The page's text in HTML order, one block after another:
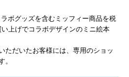
ボグッズを含むミッフィー商品を税
上げでコラボデザインのミニ絵本
ただいたお客様には、専用のショッ
。